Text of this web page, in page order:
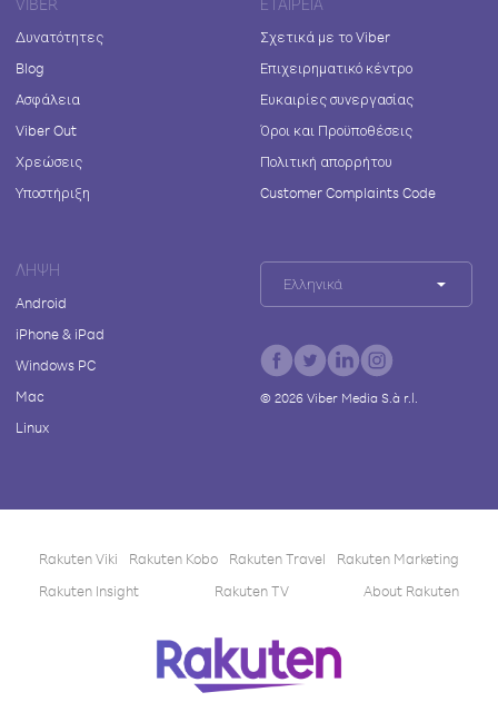
VIBER
Δυνατότητες
Blog
Ασφάλεια
Viber Out
Χρεώσεις
Υποστήριξη
ΕΤΑΙΡΕΊΑ
Σχετικά με το Viber
Επιχειρηματικό κέντρο
Ευκαιρίες συνεργασίας
Όροι και Προϋποθέσεις
Πολιτική απορρήτου
Customer Complaints Code
ΛΉΨΗ
Android
iPhone & iPad
Windows PC
Mac
Linux
Ελληνικά
© 2026Viber Media S.à r.l.
Rakuten Viki Rakuten Kobo Rakuten Travel
Rakuten Marketing
Rakuten Insight
Rakuten TV About Rakuten